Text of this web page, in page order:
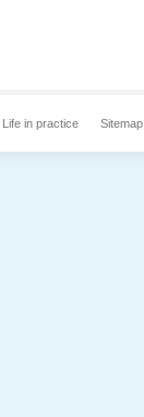
Life in practice Sitemap